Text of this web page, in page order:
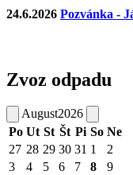
24.6.2026 Pozvánka -
Zvoz odpadu
August2026
Po Ut St Št Pi So Ne
27 28 29 30 31 1
2
3
4 5 6 7 8
9